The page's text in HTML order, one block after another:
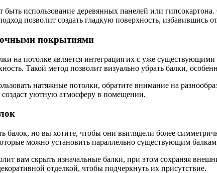
использование деревянных панелей или
позволит создать гладкую поверхность, избавившись
покрытиями
на потолке является интеграция их с уже
Такой метод позволит визуально убрать балки,
натяжные потолки, обратите внимание на
уютную атмосферу в помещении.
балок, но вы хотите, чтобы они выглядели более
можно установить параллельно существующим
вам скрыть изначальные балки, при этом сохраняя
отделкой, чтобы подчеркнуть их присутствие.